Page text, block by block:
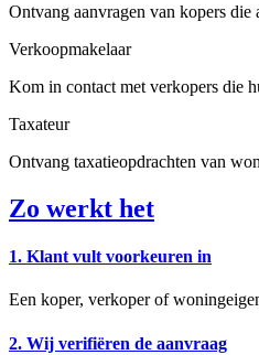
Ontvang aanvragen van kopers
Verkoopmakelaar
Kom in contact met verkopers die
Taxateur
Ontvang taxatieopdrachten van
Zo werkt het
1. Klant vult voorkeuren in
Een koper, verkoper of
2. Wij verifiëren de aanvraag